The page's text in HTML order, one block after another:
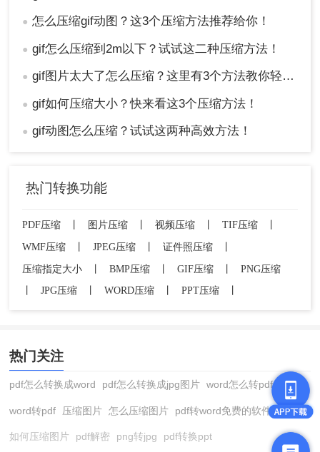
● 怎么压缩gif动图？这3个压缩方法推荐给你！
● gif怎么压缩到2m以下？试试这二种压缩方法！
● gif图片太大了怎么压缩？这里有3个方法教你轻松压缩！
● gif如何压缩大小？快来看这3个压缩方法！
● gif动图怎么压缩？试试这两种高效方法！
热门转换功能
PDF压缩 图片压缩 视频压缩 TIF压缩
WMF压缩
丨 JPEG压缩 丨 证件照压缩
丨
压缩指定大小
丨 BMP压缩 丨 GIF压缩 丨
PNG压缩
JPG压缩 WORD压缩 PPT压缩
热门关注
pdf怎么转换成word pdf怎么转换成jpg图片 word怎么转pdf
word转pdf 压缩图片 怎么压缩图片 pdf转word免费的软件
如何压缩图片 pdf解密 png转jpg pdf转换ppt